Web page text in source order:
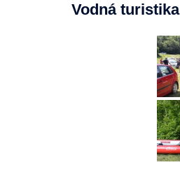
Vodná turistika